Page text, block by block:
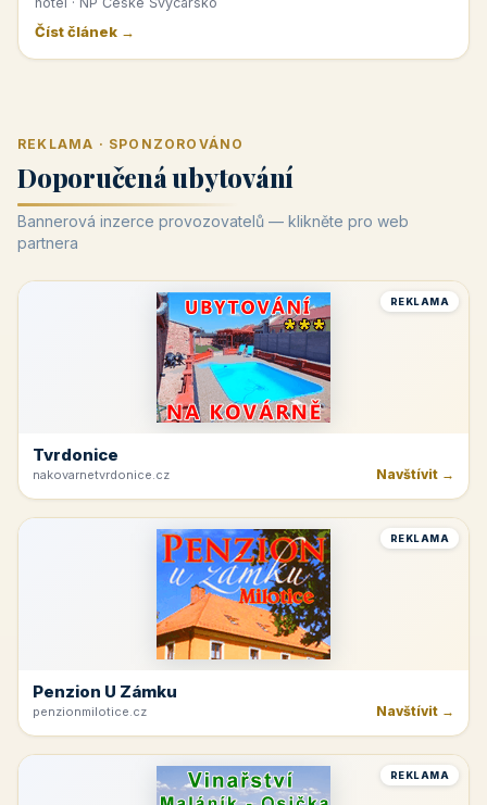
Číst článek →
REKLAMA · SPONZOROVÁNO
Doporučená ubytování
Bannerová inzerce provozovatelů — klikněte pro web
partnera
REKLAMA
Tvrdonice
nakovarnetvrdonice.cz Navštívit →
REKLAMA
Penzion U Zámku
penzionmilotice.cz Navštívit →
REKLAMA